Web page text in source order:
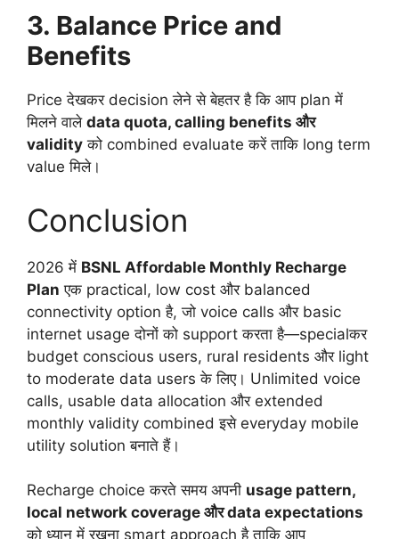
3. Balance Price and
Benefits
Price देखकर decision लेने से बेहतर है कि आप plan में
मिलने वाले data quota, calling benefits और
validity को combined evaluate करें ताकि long term
value मिले।
Conclusion
2026 में BSNL Affordable Monthly Recharge
Plan एक practical, low cost और balanced
connectivity option है, जो voice calls और basic
internet usage दोनों को support करता है—specialकर
budget conscious users, rural residents और light
to moderate data users के लिए। Unlimited voice
calls, usable data allocation और extended
monthly validity combined इसे everyday mobile
utility solution बनाते हैं।
Recharge choice करते समय अपनी usage pattern,
local network coverage और data expectations
को ध्यान में रखना smart approach है ताकि आप